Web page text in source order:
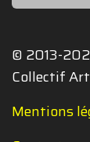
© 2013-
Collectif
Mentions